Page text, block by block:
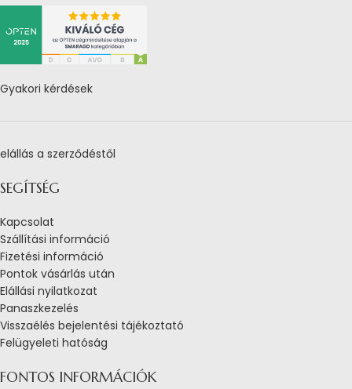
Gyakori kérdések
elállás a szerződéstől
SEGÍTSÉG
Kapcsolat
Szállítási információ
Fizetési információ
Pontok vásárlás után
Elállási nyilatkozat
Panaszkezelés
Visszaélés bejelentési tájékoztató
Felügyeleti hatóság
FONTOS INFORMÁCIÓK